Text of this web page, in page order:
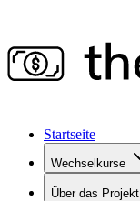
Startseite
Wechselkurse
Über das Projekt